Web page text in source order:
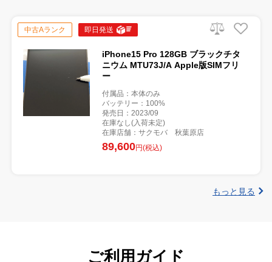
中古Aランク 即日発送
iPhone15 Pro 128GB ブラックチタ
ニウム MTU73J/A Apple版SIMフリ
ー
付属品：本体のみ
バッテリー：100%
発売日：2023/09
在庫なし(入荷未定)
在庫店舗：サクモバ 秋葉原店
89,600円(税込)
もっと見る
ご利用ガイド